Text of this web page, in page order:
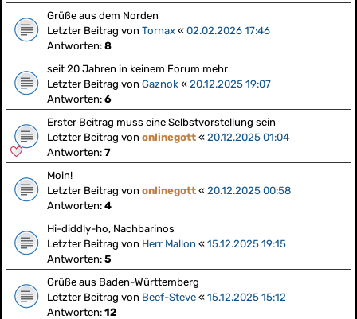
Grüße aus dem Norden
Letzter Beitrag von Tornax « 02.02.2026 17:46
Antworten: 8
seit 20 Jahren in keinem Forum mehr
Letzter Beitrag von Gaznok « 20.12.2025 19:07
Antworten: 6
Erster Beitrag muss eine Selbstvorstellung sein
Letzter Beitrag von onlinegott « 20.12.2025 01:04
Antworten: 7
Moin!
Letzter Beitrag von onlinegott « 20.12.2025 00:58
Antworten: 4
Hi-diddly-ho, Nachbarinos
Letzter Beitrag von Herr Mallon « 15.12.2025 19:15
Antworten: 5
Grüße aus Baden-Württemberg
Letzter Beitrag von Beef-Steve « 15.12.2025 15:12
Antworten: 12